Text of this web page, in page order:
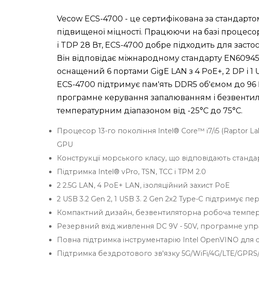
Vecow ECS-4700 - це сертифікована за
підвищеної міцності. Працюючи на базі
і TDP 28 Вт, ECS-4700 добре підходить для
Він відповідає міжнародному стандарту
оснащений 6 портами GigE LAN з 4 PoE+, 2 DP і
ECS-4700 підтримує пам'ять DDR5 об'ємом до
програмне керування запалюванням і
температурним діапазоном від -25°C до 75°C.
Процесор 13-го покоління Intel® Core™ i7/i5 (Raptor
GPU
Конструкції морського класу, що відповідають
Підтримка Intel® vPro, TSN, TCC і TPM 2.0
2 2.5G LAN, 4 PoE+ LAN, ізоляційний захист PoE
2 USB 3.2 Gen 2, 1 USB 3. 2 Gen 2x2 Type-C підтримує
Компактний дизайн, безвентиляторна робоча
Резервний вхід живлення DC 9V - 50V, програмне
Повна підтримка інструментарію Intel OpenVINO для
Підтримка бездротового зв'язку 5G/WiFi/4G/LTE/